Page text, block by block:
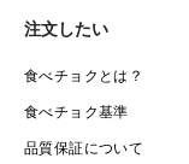
注文したい
食べチョクとは？
食べチョク基準
品質保証について